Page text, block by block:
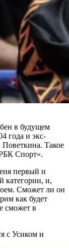
в будущем
года и экс-
Такое
Спорт».
первый и
категории, и,
Сможет ли он
как будет
сможет в
с Усиком и